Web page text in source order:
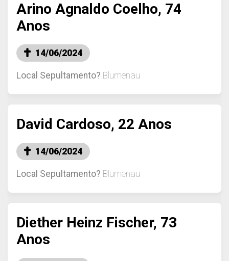
Arino Agnaldo Coelho, 74
Anos
14/06/2024
Local Sepultamento? Blumenau
David Cardoso, 22 Anos
14/06/2024
Local Sepultamento? Blumenau
Diether Heinz Fischer, 73
Anos